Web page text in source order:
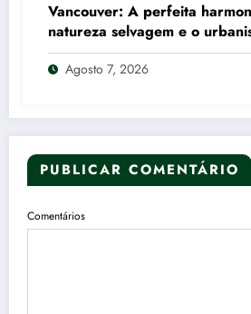
Vancouver: A perfeita
natureza selvagem e o
canadense
Agosto 7, 2026
PUBLICAR COMENTÁRIO
Comentários